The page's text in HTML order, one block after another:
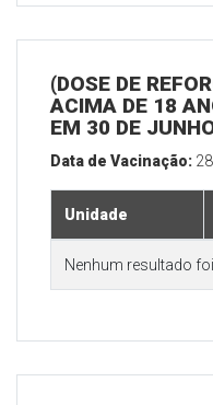
(DOSE DE
ACIMA DE 18
EM 30 DE
Data de Vacinação:
Unidade
Nenhum resultado